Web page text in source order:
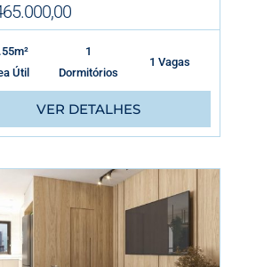
Útil
1
Dormitórios
1 Vagas
VER DETALHES